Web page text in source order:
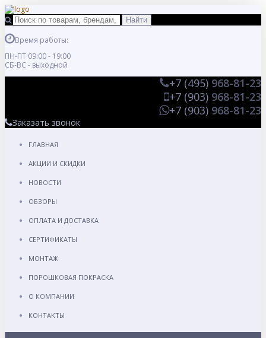
Время работы:
ПН-ПТ 09:00 - 19:00
СБ-ВС - выходной
+7 (495) 968-81-23
+7 (903) 968-81-23
+7 (903) 968-81-23
Заказать звонок
ГЛАВНАЯ
АКЦИИ И СКИДКИ
НОВОСТИ
ОБЗОРЫ
ОПЛАТА И ДОСТАВКА
СЕРТИФИКАТЫ
МОНТАЖ
ПОРОШКОВАЯ ПОКРАСКА
О КОМПАНИИ
КОНТАКТЫ